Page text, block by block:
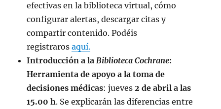
efectivas en la biblioteca virtual, cómo
configurar alertas, descargar citas y
compartir contenido. Podéis
registrarosaquí.
Introducción a laBiblioteca Cochrane:
Herramienta de apoyo a la toma de
decisiones médicas: jueves2 de abril a las
15.00 h. Se explicarán las diferencias entre